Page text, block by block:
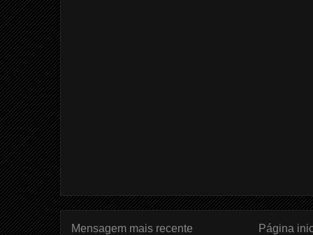
Mensagem mais recente Página